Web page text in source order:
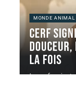
MONDE ANIMAL
Cerf
la fois
Le cerf revient